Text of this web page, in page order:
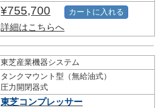
¥755,700
詳細はこちらへ
カートに入れる
東芝産業機器システム
タンクマウント型（無給油式）
圧力開閉器式
東芝コンプレッサー